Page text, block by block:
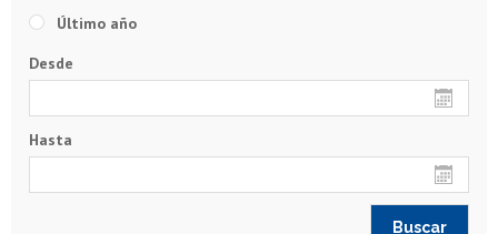
Último año
Desde
Hasta